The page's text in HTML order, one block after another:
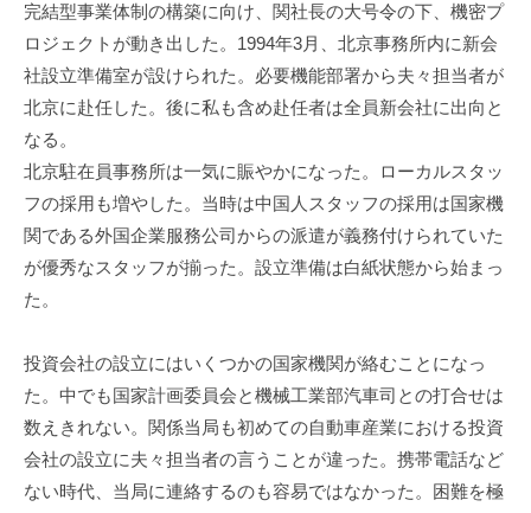
完結型事業体制の構築に向け、関社長の大号令の下、機密プ
ロジェクトが動き出した。1994年3月、北京事務所内に新会
社設立準備室が設けられた。必要機能部署から夫々担当者が
北京に赴任した。後に私も含め赴任者は全員新会社に出向と
なる。
北京駐在員事務所は一気に賑やかになった。ローカルスタッ
フの採用も増やした。当時は中国人スタッフの採用は国家機
関である外国企業服務公司からの派遣が義務付けられていた
が優秀なスタッフが揃った。設立準備は白紙状態から始まっ
た。
投資会社の設立にはいくつかの国家機関が絡むことになっ
た。中でも国家計画委員会と機械工業部汽車司との打合せは
数えきれない。関係当局も初めての自動車産業における投資
会社の設立に夫々担当者の言うことが違った。携帯電話など
ない時代、当局に連絡するのも容易ではなかった。困難を極